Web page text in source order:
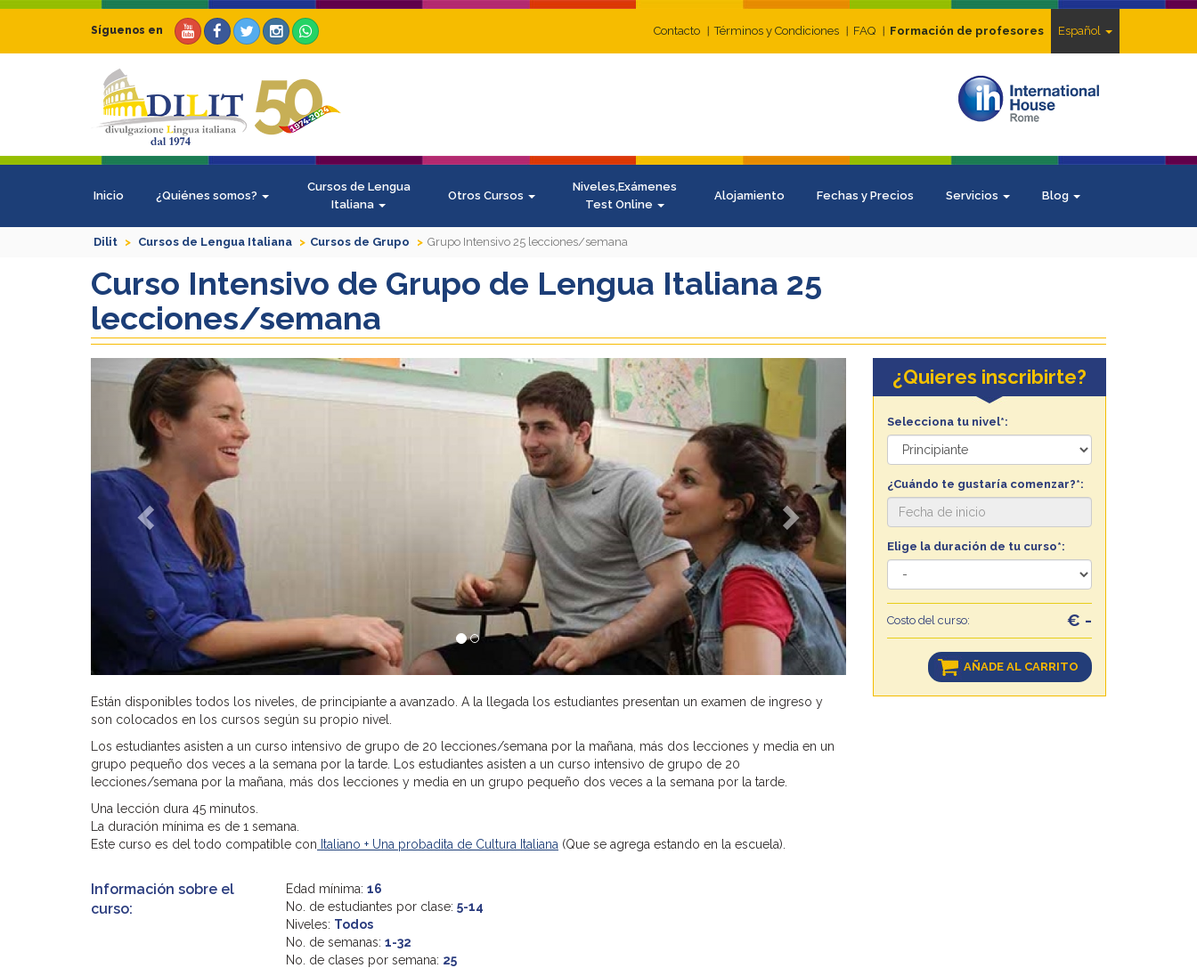
Contacto Términos y Condiciones FAQ Formación de profesores Español
Síguenos en
Inicio ¿Quiénes somos?
Cursos de Lengua
Italiana
Otros Cursos
Niveles,Exámenes
Test Online
Alojamiento Fechas y Precios Servicios Blog
Dilit Cursos de Lengua Italiana Cursos de Grupo Grupo Intensivo 25 lecciones/semana
Curso Intensivo de Grupo de Lengua Italiana 25
lecciones/semana
Previous Next
Están disponibles todos los niveles, de principiante a avanzado. A la llegada los estudiantes presentan un examen de ingreso y
son colocados en los cursos según su propio nivel.
Los estudiantes asisten a un curso intensivo de grupo de 20 lecciones/semana por la mañana, más dos lecciones y media en un
grupo pequeño dos veces a la semana por la tarde. Los estudiantes asisten a un curso intensivo de grupo de 20
lecciones/semana por la mañana, más dos lecciones y media en un grupo pequeño dos veces a la semana por la tarde.
Una lección dura 45 minutos.
La duración mínima es de 1 semana.
Este curso es del todo compatible con Italiano + Una probadita de Cultura Italiana (Que se agrega estando en la escuela).
Información sobre el
curso:
Edad mínima:16
No. de estudiantes por clase:5-14
Niveles: Todos
No. de semanas:1-32
No. de clases por semana: 25
¿Quieres inscribirte?
Selecciona tu nivel*:
¿Cuándo te gustaría comenzar?*:
Elige la duración de tu curso*:
Costo del curso: € -
AÑADE AL CARRITO